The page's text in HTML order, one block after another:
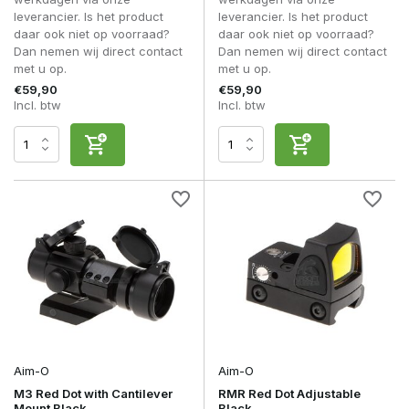
Budget versus Premium Red Dot Sights
Instapmodellen zijn vaak voldoende voor recreatief gebruik
en beginnende spelers. Naarmate een red dot intensiever
wordt gebruikt, worden verschillen zichtbaar in
montagebetrouwbaarheid.
Premium modellen onderscheiden zich door scherpere
schokbestendigheid en een consistenter richtbeeld onder
wisselende lichtomstandigheden. Vooral tijdens langdurige
skirms, intensieve trainingen en milsim evenementen blijven
hoogwaardige red dots merkbaar stabieler presteren.
Voor spelers die regelmatig actief zijn, blijkt een premium
optic op lange termijn vaak een duurzamere investering.
Geen rekening houden met gezichtsbescherming of
leverancier. Is het product
daar ook niet op voorraad?
Dan nemen wij direct contact
met u op.
€59,90
Incl. btw
leverancier. Is het product
daar ook niet op voorraad?
Dan nemen wij direct contact
met u op.
€59,90
Incl. btw
Aim-O
M3 Red Dot with Cantilever
Aim-O
RMR Red Dot Adjustable